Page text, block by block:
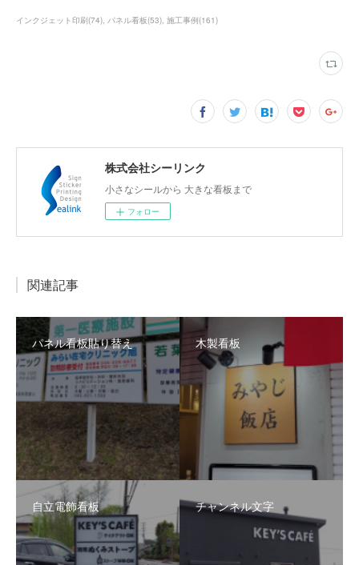
インクジェット印刷(74) パネル看板(53) 施工事例(161)
株式会社シーリンク
小さなシールから 大きな看板まで
フォロー
関連記事
パネル看板貼り替え 木製看板
自立電飾看板 チャンネル文字